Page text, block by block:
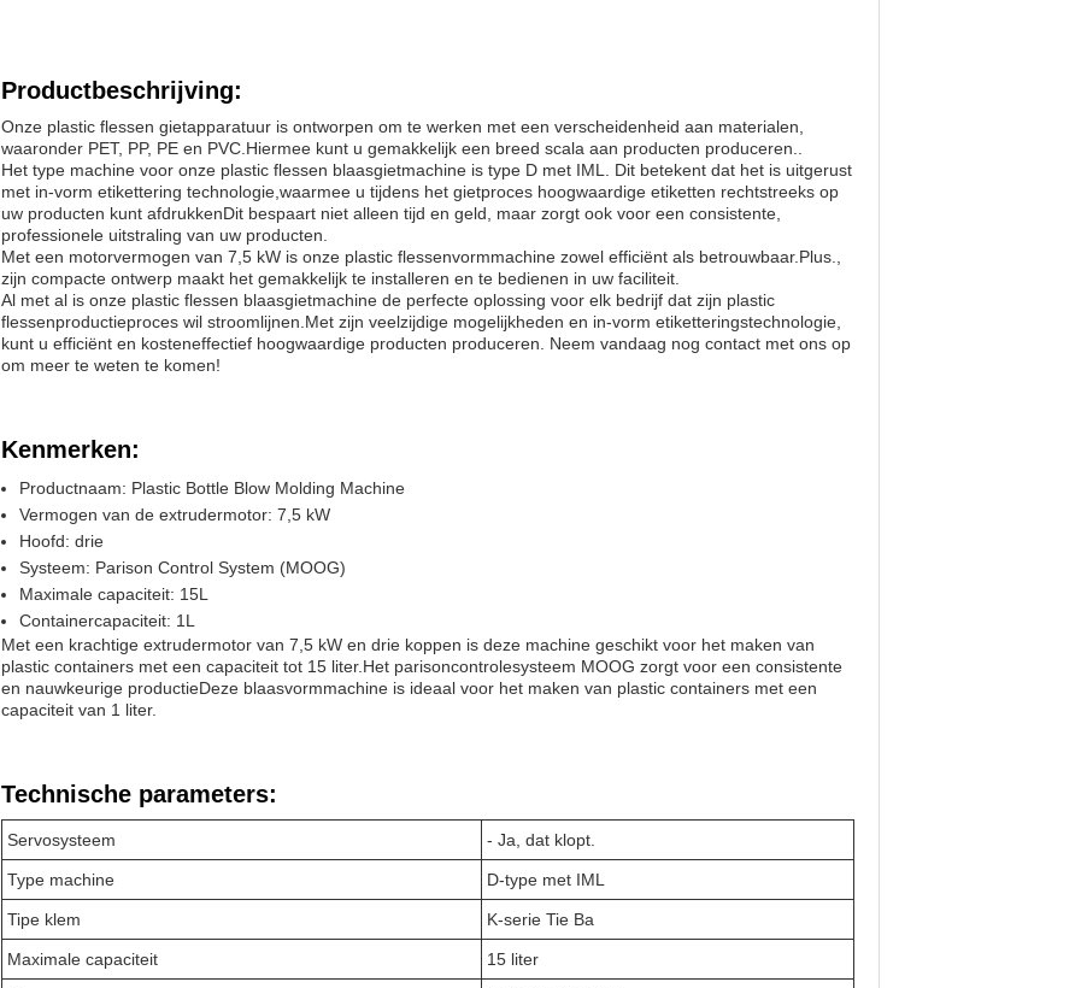
Productbeschrijving:
Onze plastic flessen gietapparatuur is ontworpen om te werken met een verscheidenheid aan materialen,
waaronder PET, PP, PE en PVC.Hiermee kunt u gemakkelijk een breed scala aan producten produceren..
Het type machine voor onze plastic flessen blaasgietmachine is type D met IML. Dit betekent dat het is uitgerust
met in-vorm etikettering technologie,waarmee u tijdens het gietproces hoogwaardige etiketten rechtstreeks op
uw producten kunt afdrukkenDit bespaart niet alleen tijd en geld, maar zorgt ook voor een consistente,
professionele uitstraling van uw producten.
Met een motorvermogen van 7,5 kW is onze plastic flessenvormmachine zowel efficiënt als betrouwbaar.Plus.,
zijn compacte ontwerp maakt het gemakkelijk te installeren en te bedienen in uw faciliteit.
Al met al is onze plastic flessen blaasgietmachine de perfecte oplossing voor elk bedrijf dat zijn plastic
flessenproductieproces wil stroomlijnen.Met zijn veelzijdige mogelijkheden en in-vorm etiketteringstechnologie,
kunt u efficiënt en kosteneffectief hoogwaardige producten produceren. Neem vandaag nog contact met ons op
om meer te weten te komen!
Kenmerken:
Productnaam: Plastic Bottle Blow Molding Machine
Vermogen van de extrudermotor: 7,5 kW
Hoofd: drie
Systeem: Parison Control System (MOOG)
Maximale capaciteit: 15L
Containercapaciteit: 1L
Met een krachtige extrudermotor van 7,5 kW en drie koppen is deze machine geschikt voor het maken van
plastic containers met een capaciteit tot 15 liter.Het parisoncontrolesysteem MOOG zorgt voor een consistente
en nauwkeurige productieDeze blaasvormmachine is ideaal voor het maken van plastic containers met een
capaciteit van 1 liter.
Technische parameters:
Servosysteem - Ja, dat klopt.
Type machine D-type met IML
Tipe klem K-serie Tie Ba
Maximale capaciteit 15 liter